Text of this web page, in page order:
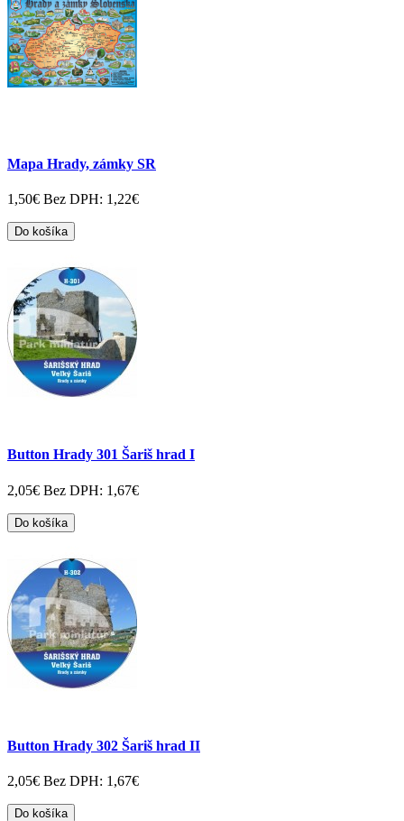
Mapa Hrady, zámky SR
1,50€ Bez DPH: 1,22€
Do košíka
Button Hrady 301 Šariš hrad I
2,05€ Bez DPH: 1,67€
Do košíka
Button Hrady 302 Šariš hrad II
2,05€ Bez DPH: 1,67€
Do košíka